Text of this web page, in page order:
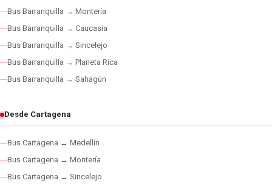
Bus Barranquilla → Montería
Bus Barranquilla → Caucasia
Bus Barranquilla → Sincelejo
Bus Barranquilla → Planeta Rica
Bus Barranquilla → Sahagún
Desde Cartagena
Bus Cartagena → Medellín
Bus Cartagena → Montería
Bus Cartagena → Sincelejo